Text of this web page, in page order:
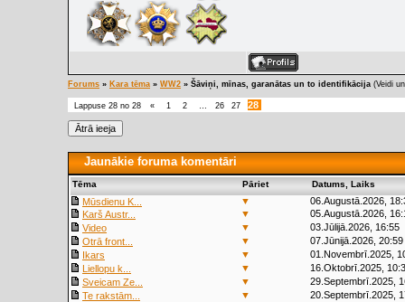
Forums » Kara tēma » WW2 » Šāviņi, mīnas, garanātas un to identifikācija (Veidi
Lappuse 28 no 28 « 1 2 … 26 27 28
Jaunākie foruma komentāri
Tēma Pāriet Datums, Laiks
Mūsdienu K... ▼
06.Augustā.2026,
Karš Austr...
▼
05.Augustā.2026,
Video
▼
03.Jūlijā.2026, 16:55
Otrā front...
▼
07.Jūnijā.2026, 20:59
Ikars
▼
01.Novembrī.2025,
Liellopu k...
▼
16.Oktobrī.2025,
Sveicam Ze...
▼
29.Septembrī.2025,
Te rakstām...
▼
20.Septembrī.2025,